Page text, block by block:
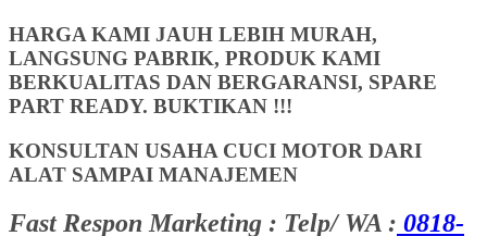
HARGA KAMI JAUH LEBIH MURAH,
LANGSUNG PABRIK, PRODUK KAMI
BERKUALITAS DAN BERGARANSI, SPARE
PART READY. BUKTIKAN !!!
KONSULTAN USAHA CUCI MOTOR DARI
ALAT SAMPAI MANAJEMEN
Fast Respon Marketing : Telp/ WA : 0818-